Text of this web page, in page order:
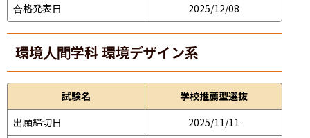
合格発表日
2025/12/08
環境人間学科 環境デザイン系
試験名
学校推薦型選抜
出願締切日
2025/11/11